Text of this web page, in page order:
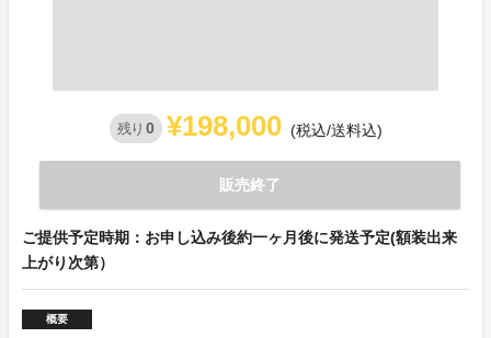
残り 0 ¥198,000 (税込/送料込)
販売終了
ご提供予定時期：お申し込み後約一ヶ月後に発送予定(額装出来
上がり次第）
概要